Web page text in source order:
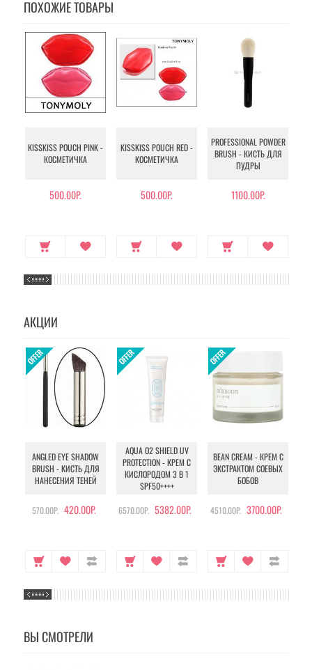
ПОХОЖИЕ ТОВАРЫ
KISSKISS POUCH PINK -
КОСМЕТИЧКА
500.00Р.
KISSKISS POUCH RED -
КОСМЕТИЧКА
500.00Р.
PROFESSIONAL POWDER
BRUSH - КИСТЬ ДЛЯ
ПУДРЫ
1100.00Р.
АКЦИИ
ANGLED EYE SHADOW
BRUSH - КИСТЬ ДЛЯ
НАНЕСЕНИЯ ТЕНЕЙ
570.00Р. 420.00Р.
AQUA O2 SHIELD UV
PROTECTION - КРЕМ С
КИСЛОРОДОМ 3 В 1
SPF50++++
6570.00Р. 5382.00Р.
BEAN CREAM - КРЕМ С
ЭКСТРАКТОМ СОЕВЫХ
БОБОВ
4510.00Р. 3700.00Р.
ВЫ СМОТРЕЛИ